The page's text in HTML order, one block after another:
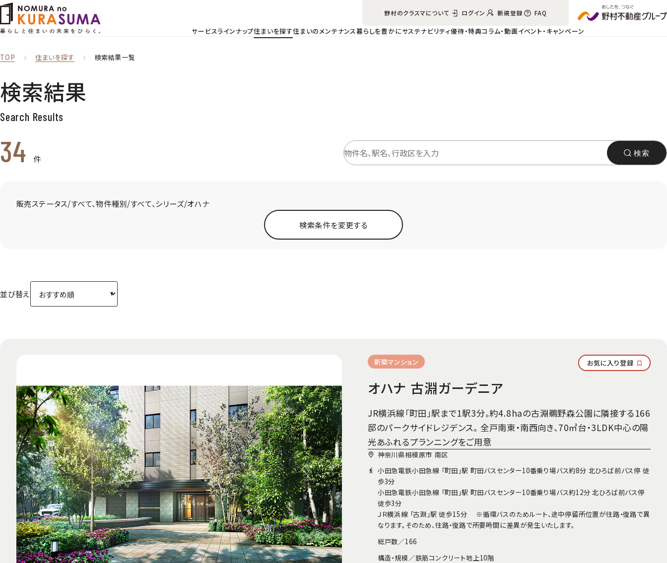
野村のクラスマについて ログイン 新規登録 FAQ
サービスラインナップ住まいを探す住まいのメンテナンス暮らしを豊かにサステナビリティ優待・特典コラム・動画イベント・ キャンペーン
TOP 住まいを探す 検索結果一覧
検索結果
Search Results
34 件
販売ステータス/すべて、物件種別/すべて、シリーズ/オハナ
検索条件を変更する
地域を変更する ※物件のない市区町村は非表示となります。
選択した条件をリセットする
並び替え
新築マンション お気に入り登録
オハナ 古淵ガーデニア
JR横浜線「町田」駅まで1駅3分。約4.8haの古淵鵜野森公園に隣接する166
邸のパークサイドレジデンス。 全戸南東・南西向き、70㎡台・3LDK中心の陽
光あふれるプランニングをご用意
神奈川県相模原市 南区
小田急電鉄小田急線 「町田」駅 町田バスセンター10番乗り場バス約8分 北ひろば前バス停 徒
歩3分
小田急電鉄小田急線 「町田」駅 町田バスセンター10番乗り場バス約12分 北ひろば前バス停
徒歩3分
ＪＲ横浜線 「古淵」駅 徒歩15分 ※循環バスのためルート、途中停留所位置が往路・復路で異
なります。そのため、往路・復路で所要時間に差異が発生いたします。
総戸数／166
構造・規模／鉄筋コンクリート地上10階